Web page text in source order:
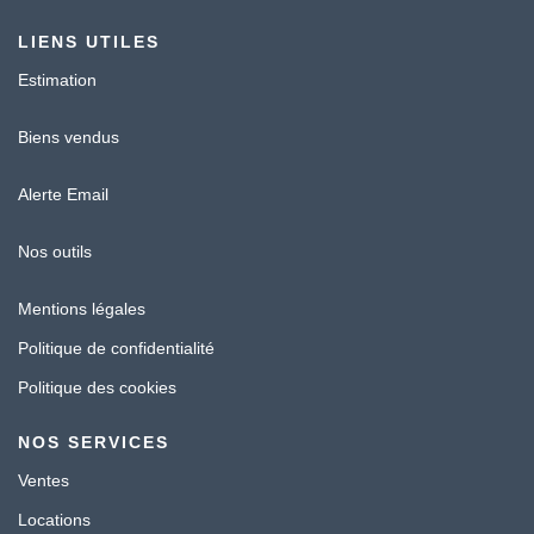
LIENS UTILES
Estimation
Biens vendus
Alerte Email
Nos outils
Mentions légales
Politique de confidentialité
Politique des cookies
NOS SERVICES
Ventes
Locations